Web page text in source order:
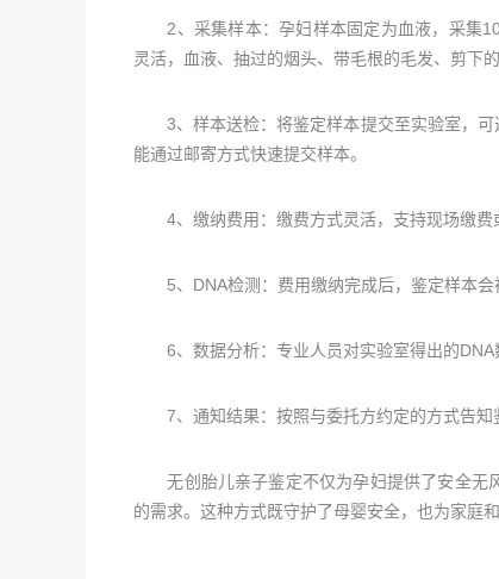
2、采集样本：孕妇样本固定为血液，采集
灵活，血液、抽过的烟头、带毛根的毛发、剪下
3、样本送检：将鉴定样本提交至实验室，可
能通过邮寄方式快速提交样本。
4、缴纳费用：缴费方式灵活，支持现场缴费
5、DNA检测：费用缴纳完成后，鉴定样本会
6、数据分析：专业人员对实验室得出的DNA
7、通知结果：按照与委托方约定的方式告知
无创胎儿亲子鉴定不仅为孕妇提供了安全无
的需求。这种方式既守护了母婴安全，也为家庭